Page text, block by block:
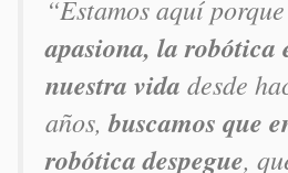
“Estamos aquí porque
apasiona, la robótica
nuestra vida desde
años,buscamos que
robótica despegue,